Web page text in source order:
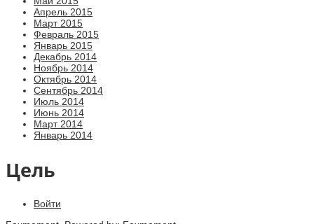
Апрель 2015
Март 2015
Февраль 2015
Январь 2015
Декабрь 2014
Ноябрь 2014
Октябрь 2014
Сентябрь 2014
Июль 2014
Июнь 2014
Март 2014
Январь 2014
Цель
Войти